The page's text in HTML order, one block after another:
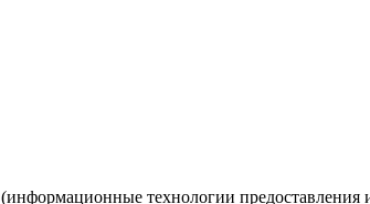
(информационные технологии предоставления